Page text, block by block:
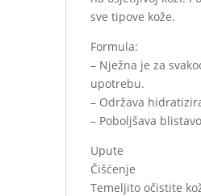
sve tipove kože.
Formula:
– Nježna je za
upotrebu.
– Održava
– Poboljšava
Upute
Čišćenje
Temeljito očistite